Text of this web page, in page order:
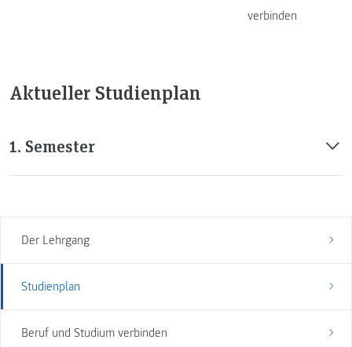
verbinden
Der Lehrgang
Studienplan
Beruf und Studium verbinden
Aktueller Studienplan
1. Semester